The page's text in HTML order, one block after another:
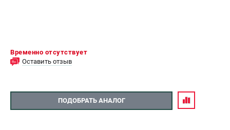
Временно отсутствует
Оставить отзыв
ПОДОБРАТЬ АНАЛОГ